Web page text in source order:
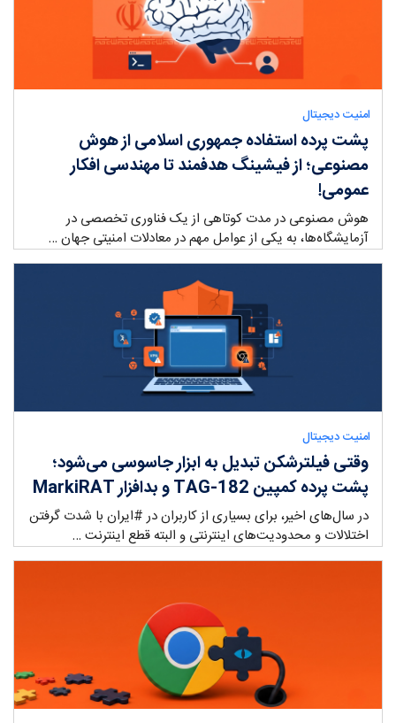
امنیت دیجیتال
پشت پرده استفاده جمهوری اسلامی از هوش
مصنوعی؛ از فیشینگ هدفمند تا مهندسی افکار
عمومی!
هوش مصنوعی در مدت کوتاهی از یک فناوری تخصصی در
آزمایشگاه‌ها، به یکی از عوامل مهم در معادلات امنیتی جهان …
امنیت دیجیتال
وقتی فیلترشکن تبدیل به ابزار جاسوسی می‌شود؛
پشت پرده کمپین TAG-182 و بدافزار MarkiRAT
در سال‌های اخیر، برای بسیاری از کاربران در #ایران با شدت گرفتن
اختلالات و محدودیت‌های اینترنتی و البته قطع اینترنت …